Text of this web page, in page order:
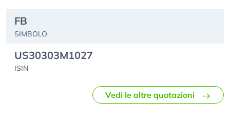
FB
SIMBOLO
US30303M1027
ISIN
Vedi le altre quotazioni